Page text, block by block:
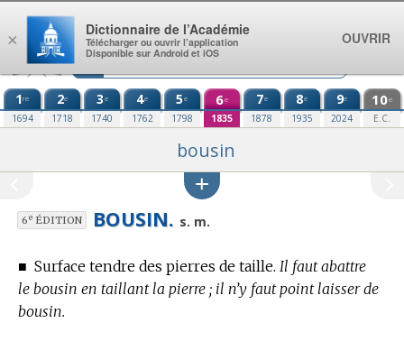
Aller au contenu
1re
1694
2e
1718
3e
1740
4e
1762
5e
1798
6e
1835
7e
1878
8e
1935
9e
2024
10e
E.C.
bousin
6eÉDITION BOUSIN. s. m.
■ Surface tendre des pierres de taille. Il faut abattre
le bousin en taillant la pierre ; il n’y faut point laisser de
bousin.
×
Dictionnaire de l’Académie
Télécharger ou ouvrir l’application
Disponible sur Android et iOS
OUVRIR